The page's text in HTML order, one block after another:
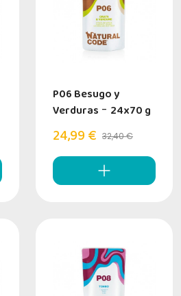
P06 Besugo y
Verduras - 24x70 g
24,99 € 32,40 €